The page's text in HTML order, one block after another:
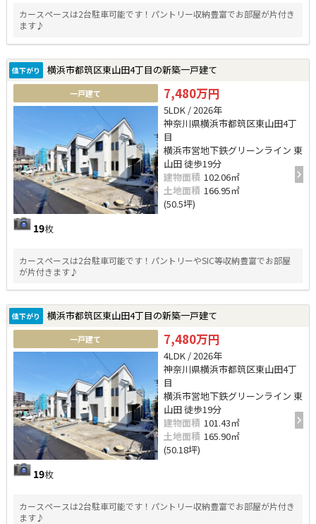
カースペースは2台駐車可能です！パントリー収納豊富でお部屋が片付き
ます♪
値下がり 横浜市都筑区東山田4丁目の新築一戸建て
一戸建て
19枚
7,480万円
5LDK / 2026年
神奈川県横浜市都筑区東山田4丁
目
横浜市営地下鉄グリーンライン 東
山田 徒歩19分
建物面積 102.06㎡
土地面積 166.95㎡
(50.5坪)
カースペースは2台駐車可能です！パントリーやSIC等収納豊富でお部屋
が片付きます♪
値下がり 横浜市都筑区東山田4丁目の新築一戸建て
一戸建て
19枚
7,480万円
4LDK / 2026年
神奈川県横浜市都筑区東山田4丁
目
横浜市営地下鉄グリーンライン 東
山田 徒歩19分
建物面積 101.43㎡
土地面積 165.90㎡
(50.18坪)
カースペースは2台駐車可能です！パントリー収納豊富でお部屋が片付き
ます♪